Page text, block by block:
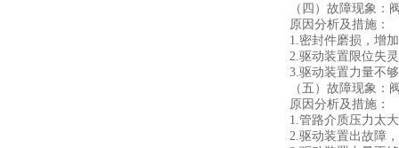
（四）故障现象：
原因分析及措施：
1.密封件磨损，增
2.驱动装置限位失
3.驱动装置力量不
（五）故障现象：
原因分析及措施：
1.管路介质压力太
2.驱动装置出故障